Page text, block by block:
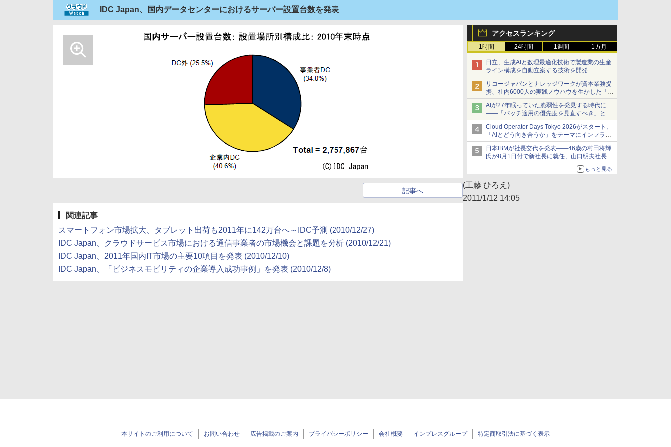
IDC Japan、国内データセンターにおけるサーバー設置台数を発表
アクセスランキング
1時間 24時間 1週間 1カ月
日立、生成AIと数理最適化技術で製造業の生産
ライン構成を自動立案する技術を開発
リコージャパンとナレッジワークが資本業務提
携、社内6000人の実践ノウハウを生かした「AI
商談記録 for RICOH」を展開へ
AIが27年眠っていた脆弱性を発見する時代に
――「パッチ適用の優先度を見直すべき」とセ
キュリティ専門家
Cloud Operator Days Tokyo 2026がスタート、
「AIとどう向き合うか」をテーマにインフラ運
用の知見を集約
日本IBMが社長交代を発表――46歳の村田将輝
氏が8月1日付で新社長に就任、山口明夫社長は
もっと見る
記事へ
関連記事
スマートフォン市場拡大、タブレット出荷も2011年に142万台へ～IDC予測 (2010/12/27)
IDC Japan、クラウドサービス市場における通信事業者の市場機会と課題を分析 (2010/12/21)
IDC Japan、2011年国内IT市場の主要10項目を発表 (2010/12/10)
IDC Japan、「ビジネスモビリティの企業導入成功事例」を発表 (2010/12/8)
(工藤 ひろえ)
2011/1/12 14:05
本サイトのご利用について お問い合わせ 広告掲載のご案内 プライバシーポリシー 会社概要 インプレスグループ 特定商取引法に基づく表示